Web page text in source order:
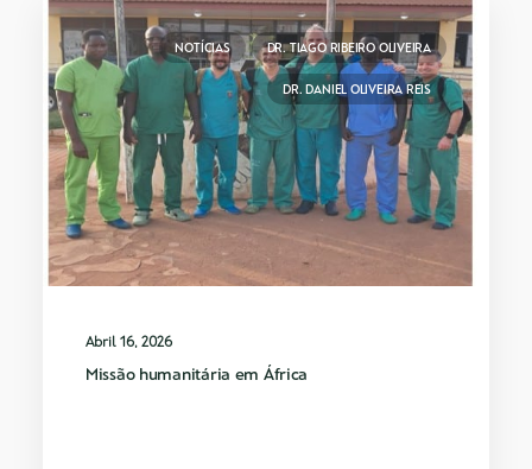
NOTÍCIAS DR. TIAGO RIBEIRO OLIVEIRA
DR. DANIEL OLIVEIRA REIS
Abril 16, 2026
Missão humanitária em África